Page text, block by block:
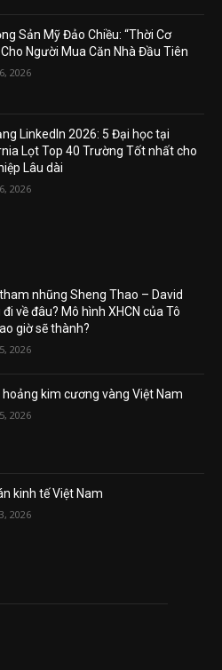
Sản Mỹ Đảo Chiều: “Thời Cơ
Cho Người Mua Căn Nhà Đầu Tiên
2026
LinkedIn 2026: 5 Đại học tại
Lọt Top 40 Trường Tốt nhất cho
Lâu dài
2026
nhũng Sheng Thao – David
đi về đâu? Mô hình XHCN của Tô
giờ sẽ thành?
2026
hoảng kim cương vàng Việt Nam
2026
kinh tế Việt Nam
2026